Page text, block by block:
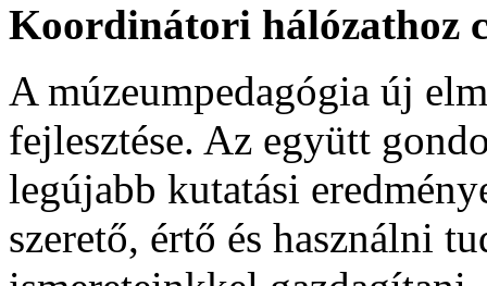
Koordinátori hálózathoz
A múzeumpedagógia új
fejlesztése. Az együtt
legújabb kutatási
szerető, értő és használni